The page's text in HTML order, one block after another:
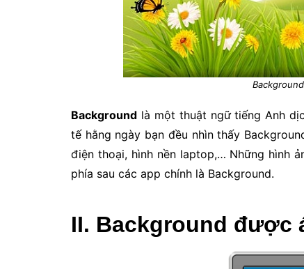
Background là một thuật ngữ tiếng Anh
tế hằng ngày bạn đều nhìn thấy
điện thoại, hình nền laptop,… Những hình
phía sau các app chính là Background.
II. Background được